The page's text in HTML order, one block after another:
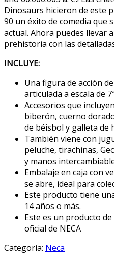
Dinosaurs hicieron de este
90 un éxito de comedia que
actual. Ahora puedes llevar
prehistoria con las
INCLUYE:
Una figura de acción
articulada a escala de
Accesorios que
biberón, cuerno
de béisbol y galleta de
También viene con
peluche, tirachinas,
y manos
Embalaje en caja con
se abre, ideal para
Este producto tiene
14 años o más.
Este es un producto
oficial de NECA
Categoría: Neca